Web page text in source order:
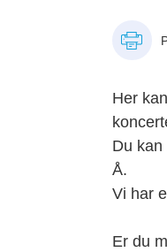
Her
Du
Å.
Vi har
Er du